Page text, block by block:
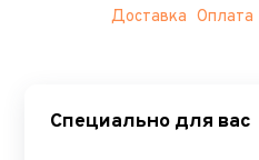
Доставка Оплата
Специально для вас